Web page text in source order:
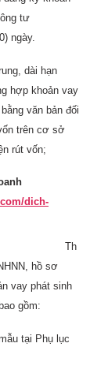
tư
ngày.
dài hạn
hợp khoản vay
văn bản đối
trên cơ sở
rút vốn;
dich-
Th
hồ sơ
vay phát sinh
gồm:
tại Phụ lục